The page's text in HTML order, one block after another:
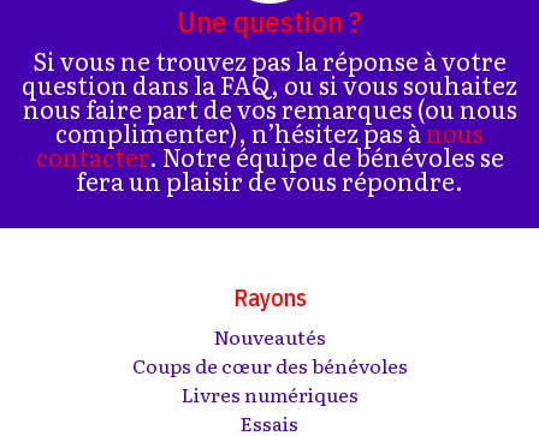
Une question ?
Si vous ne trouvez pas la réponse à votre
question dans la FAQ, ou si vous souhaitez
nous faire part de vos remarques (ou nous
complimenter), n’hésitez pas ànous
contacter. Notre équipe de bénévoles se
fera un plaisir de vous répondre.
Rayons
Nouveautés
Coups de cœur des bénévoles
Livres numériques
Essais